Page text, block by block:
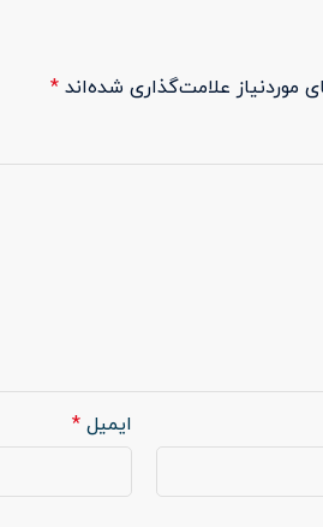
موردنیاز علامت‌گذاری شده‌اند *
ایمیل *